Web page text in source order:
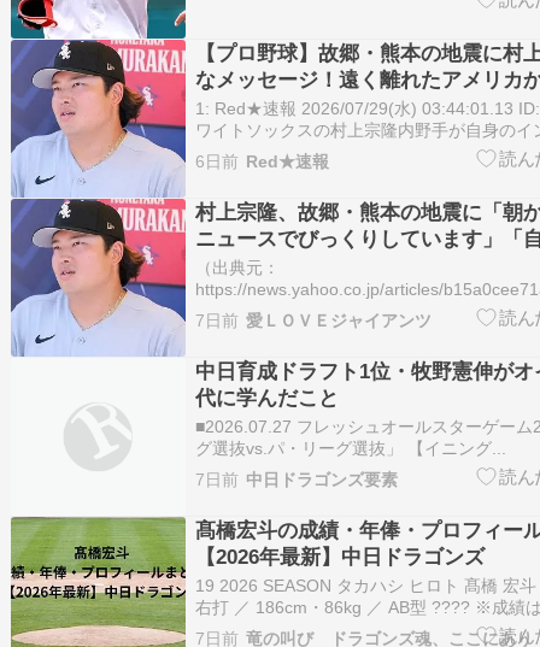
【プロ野球】故郷・熊本の地震に村
なメッセージ！遠く離れたアメリカ
かい気遣いに胸が熱くなる件
1: Red★速報 2026/07/29(水) 03:44:01.13
ワイトソックスの村上宗隆内野手が自身のイ
で、日本時間２８日午後４時２７分頃に発生
熊本地震」に言及した。 熊本市出身の村上
6日前 Red★速報
村上宗隆、故郷・熊本の地震に「朝
ニュースでびっくりしています」「
一に行動してください」
（出典元：
https://news.yahoo.co.jp/articles/
故郷に大きな地震が有ったね。（出典 村上
の地震に「朝から心苦しいニュースでびっく
7日前 愛ＬＯＶＥジャイアンツ
中日育成ドラフト1位・牧野憲伸が
代に学んだこと
■2026.07.27 フレッシュオールスターゲーム
グ選抜vs.パ・リーグ選抜」 【イニング...
7日前 中日ドラゴンズ要素
髙橋宏斗の成績・年俸・プロフィー
【2026年最新】中日ドラゴンズ
19 2026 SEASON タカハシ ヒロト 髙橋 宏
右打 ／ 186cm・86kg ／ AB型 ???? ※成績
データです。随時更新予定。 ???? 中日ドラ
7日前 竜の叫び ドラゴンズ魂、ここにあり